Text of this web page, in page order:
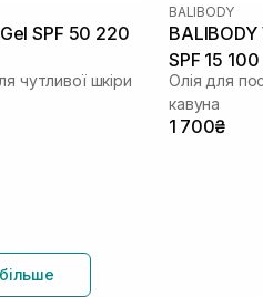
SPF 50 220
чутливої шкіри
BALIBODY
SPF 15
Олія для
кавуна
1 700₴